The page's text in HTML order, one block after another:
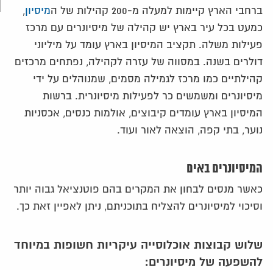
ברחבי הארץ קיימות למעלה מ-200 קהילות של ה מיסיון,
כמעט בכל עיר בארץ יש קהילה של מיסיונרים עם מרכז
פעילות משלה. תקציב המיסיון בארץ עומד על מיליוני
דולרים בשנה. במסווה של עזרה לקהילה, נפתחים מרכזים
קהילתיים כמו מרכז לגמילה מסמים, שמנוהלים על ידי
מיסיונרים ומשמשים כר לפעילות מיסיונרית. ברשות
המיסיון בארץ עומדים קיבוצים, אולמות כנסים, אכסניות
נוער, בתי קפה, הוצאה לאור ועוד.
המיסיונרים באים
כאשר מנסים לבחון את המקרים בהם פוטנציאל גבוה יותר
וסיכוי למיסיונרים להצליח בתוכניתם, ניתן לאפיין זאת כך.
שלוש קבוצות אוכלוסייה עיקריות חשופות במיוחד
להשפעה של מיסיונרים: